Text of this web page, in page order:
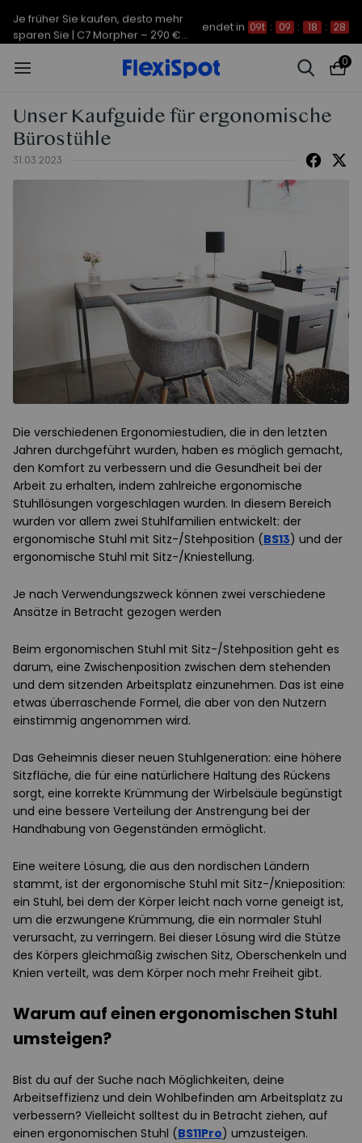
Je früher Sie kaufen, desto mehr
sparen Sie | C7 Morpher – 290 €
Rabatt
endet in 09t : 09 : 18 : 28
0
Unser Kaufguide für ergonomische
Bürostühle
31.03.2023
Die verschiedenen Ergonomiestudien, die in den letzten
Jahren durchgeführt wurden, haben es möglich gemacht,
den Komfort zu verbessern und die Gesundheit bei der
Arbeit zu erhalten, indem zahlreiche ergonomische
Stuhllösungen vorgeschlagen wurden. In diesem Bereich
wurden vor allem zwei Stuhlfamilien entwickelt: der
ergonomische Stuhl mit Sitz-/Stehposition (BS13) und der
ergonomische Stuhl mit Sitz-/Kniestellung.
Je nach Verwendungszweck können zwei verschiedene
Ansätze in Betracht gezogen werden
Beim ergonomischen Stuhl mit Sitz-/Stehposition geht es
darum, eine Zwischenposition zwischen dem stehenden
und dem sitzenden Arbeitsplatz einzunehmen. Das ist eine
etwas überraschende Formel, die aber von den Nutzern
einstimmig angenommen wird.
Das Geheimnis dieser neuen Stuhlgeneration: eine höhere
Sitzfläche, die für eine natürlichere Haltung des Rückens
sorgt, eine korrekte Krümmung der Wirbelsäule begünstigt
und eine bessere Verteilung der Anstrengung bei der
Handhabung von Gegenständen ermöglicht.
Eine weitere Lösung, die aus den nordischen Ländern
stammt, ist der ergonomische Stuhl mit Sitz-/Knieposition:
ein Stuhl, bei dem der Körper leicht nach vorne geneigt ist,
um die erzwungene Krümmung, die ein normaler Stuhl
verursacht, zu verringern. Bei dieser Lösung wird die Stütze
des Körpers gleichmäßig zwischen Sitz, Oberschenkeln und
Knien verteilt, was dem Körper noch mehr Freiheit gibt.
Warum auf einen ergonomischen Stuhl
umsteigen?
Bist du auf der Suche nach Möglichkeiten, deine
Arbeitseffizienz und dein Wohlbefinden am Arbeitsplatz zu
verbessern? Vielleicht solltest du in Betracht ziehen, auf
einen ergonomischen Stuhl (BS11Pro) umzusteigen.